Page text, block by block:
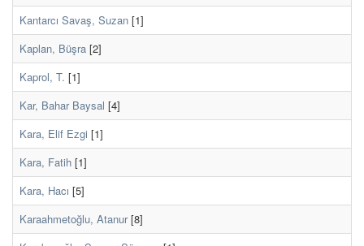
Kantarcı Savaş, Suzan [1]
Kaplan, Büşra [2]
Kaprol, T. [1]
Kar, Bahar Baysal [4]
Kara, Elif Ezgi [1]
Kara, Fatih [1]
Kara, Hacı [5]
Karaahmetoğlu, Atanur[8]